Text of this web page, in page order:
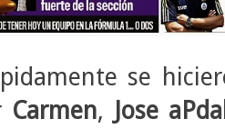
se
Carmen,
Jose